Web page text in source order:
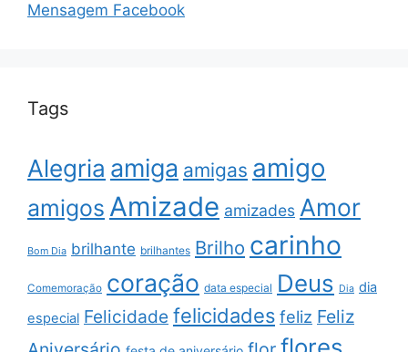
Mensagem Facebook
Tags
Alegria amiga amigas amigo
amigos Amizade amizades Amor
Bom Dia brilhante brilhantes Brilho carinho
Comemoração coração data especial Deus Dia dia
especial Felicidade felicidades feliz Feliz